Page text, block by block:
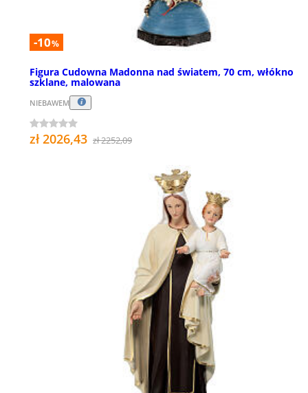
-10%
Figura Cudowna Madonna nad światem, 70 cm, włókno
szklane, malowana
NIEBAWEM
zł 2026,43 zł 2252,09